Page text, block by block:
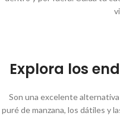
Explora los
Son una excelente alternativa
puré de manzana, los dátiles y